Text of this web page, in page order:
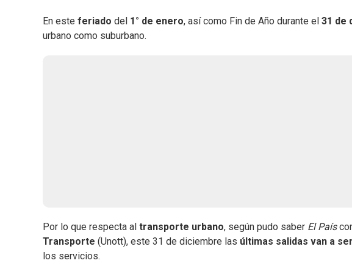
En este feriado del 1° de enero, así como Fin de Año durante el 31 de
urbano como suburbano.
Por lo que respecta al transporte urbano, según pudo saber El País
Transporte (Unott), este 31 de diciembre las últimas salidas van a
los servicios.